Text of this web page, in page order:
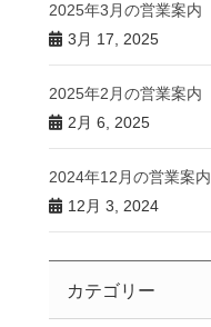
2025年3月の営業案内
3月 17, 2025
2025年2月の営業案内
2月 6, 2025
2024年12月の営業案内
12月 3, 2024
カテゴリー